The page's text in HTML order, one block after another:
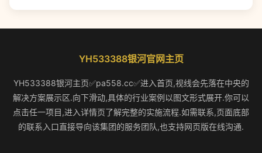
YH533388银河官网主页
YH533388银河主页✅pa558.cc✅进入首页,视线会先落在中央的
解决方案展示区.向下滑动,具体的行业案例以图文形式展开.你可以
点击任一项目,进入详情页了解完整的实施流程.如需联系,页面底部
的联系入口直接导向该集团的服务团队,也支持网页版在线沟通.